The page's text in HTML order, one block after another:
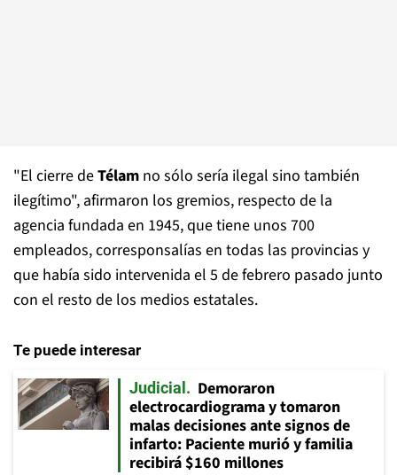
"El cierre deTélam no sólo sería ilegal sino también
ilegítimo", afirmaron los gremios, respecto de la
agencia fundada en 1945, que tiene unos 700
empleados, corresponsalías en todas las provincias y
que había sido intervenida el 5 de febrero pasado junto
con el resto de los medios estatales.
Te puede interesar
Judicial
Demoraron
electrocardiograma y tomaron
malas decisiones ante signos de
infarto: Paciente murió y familia
recibirá $160 millones